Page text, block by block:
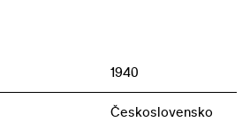
1940
Československo